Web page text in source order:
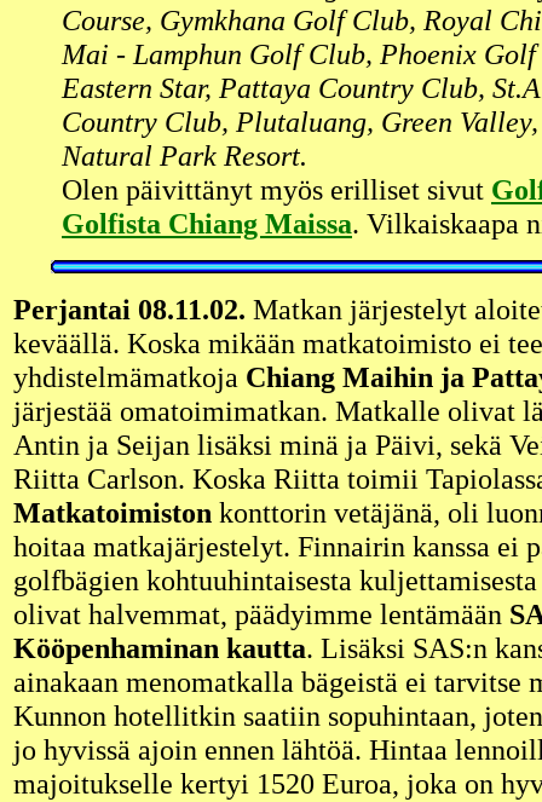
Course, Gymkhana Golf Club, Royal
Mai - Lamphun Golf Club, Phoenix
Eastern Star, Pattaya Country Club,
Country Club, Plutaluang, Green
Natural Park Resort.
Olen päivittänyt myös erilliset sivut
Golfista Chiang Maissa. Vilkaiskaapa
Perjantai 08.11.02. Matkan järjestelyt
keväällä. Koska mikään matkatoimisto ei tee
yhdistelmämatkoja Chiang Maihin ja
järjestää omatoimimatkan. Matkalle olivat
Antin ja Seijan lisäksi minä ja Päivi, sekä
Riitta Carlson. Koska Riitta toimii
Matkatoimiston konttorin vetäjänä, oli
hoitaa matkajärjestelyt. Finnairin kanssa ei
golfbägien kohtuuhintaisesta
olivat halvemmat, päädyimme lentämään
Kööpenhaminan kautta. Lisäksi SAS:n
ainakaan menomatkalla bägeistä ei tarvitse
Kunnon hotellitkin saatiin sopuhintaan,
jo hyvissä ajoin ennen lähtöä. Hintaa
majoitukselle kertyi 1520 Euroa, joka on